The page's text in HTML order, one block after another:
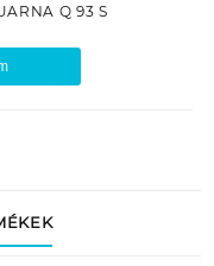
Q 93 S